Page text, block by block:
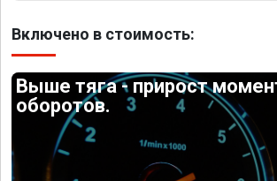
Включено в стоимость:
Выше тяга - прирост
оборотов.